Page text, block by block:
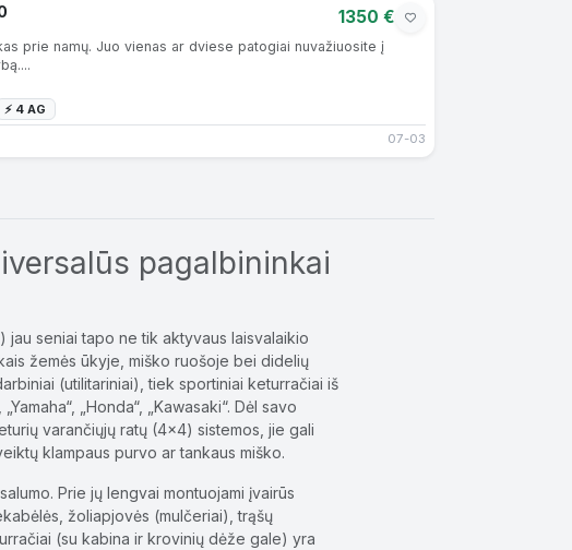
1350 €
prie namų. Juo vienas ar dviese patogiai nuvažiuosite į
⚡ 4 AG
07-03
pagalbininkai
seniai tapo ne tik aktyvaus laisvalaikio
žemės ūkyje, miško ruošoje bei didelių
(utilitariniai), tiek sportiniai keturračiai iš
„Honda“, „Kawasaki“. Dėl savo
varančiųjų ratų (4x4) sistemos, jie gali
klampaus purvo ar tankaus miško.
Prie jų lengvai montuojami įvairūs
žoliapjovės (mulčeriai), trąšų
(su kabina ir krovinių dėže gale) yra